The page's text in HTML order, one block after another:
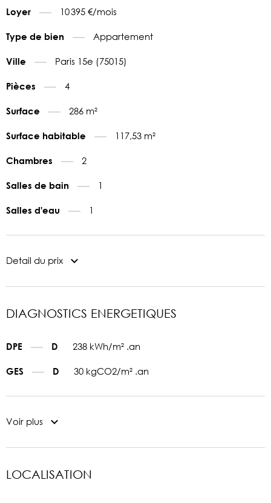
Loyer 10 395 €/mois
Type de bien Appartement
Ville Paris 15e (75015)
Pièces 4
Surface 286 m²
Surface habitable 117,53 m²
Chambres 2
Salles de bain 1
Salles d'eau 1
Detail du prix
DIAGNOSTICS ENERGETIQUES
DPE D 238 kWh/m² .an
GES D 30 kgCO2/m² .an
Voir plus
LOCALISATION